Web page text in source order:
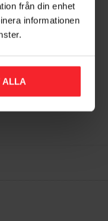
från din enhet
informationen
ALLA
favorit